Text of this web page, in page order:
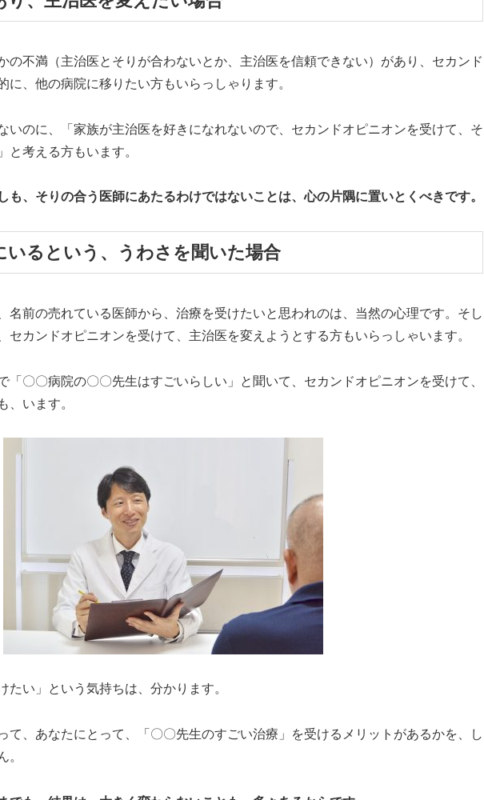
の不満（主治医とそりが合わないとか、主治医を信頼できない）があり、セカンド
に、他の病院に移りたい方もいらっしゃります。
いのに、「家族が主治医を好きになれないので、セカンドオピニオンを受けて、そ
と考える方もいます。
も、そりの合う医師にあたるわけではないことは、心の片隅に置いとくべきです。
いるという、うわさを聞いた場合
名前の売れている医師から、治療を受けたいと思われのは、当然の心理です。そし
セカンドオピニオンを受けて、主治医を変えようとする方もいらっしゃいます。
「〇〇病院の〇〇先生はすごいらしい」と聞いて、セカンドオピニオンを受けて、
、います。
たい」という気持ちは、分かります。
て、あなたにとって、「〇〇先生のすごい治療」を受けるメリットがあるかを、し
。